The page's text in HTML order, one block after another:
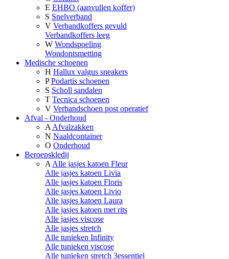
E EHBO (aanvullen koffer)
S Snelverband
V Verbandkoffers gevuld
Verbandkoffers leeg
W Wondspoeling
Wondontsmetting
Medische schoenen
H Hallux valgus sneakers
P Podartis schoenen
S Scholl sandalen
T Tecnica schoenen
V Verbandschoen post operatief
Afval - Onderhoud
A Afvalzakken
N Naaldcontainer
O Onderhoud
Beroepskledij
A Alle jasjes katoen Fleur
Alle jasjes katoen Livia
Alle jasjes katoen Floris
Alle jasjes katoen Livio
Alle jasjes katoen Laura
Alle jasjes katoen met rits
Alle jasjes viscose
Alle jasjes stretch
Alle tunieken Infinity
Alle tunieken viscose
Alle tunieken stretch 3essentiel